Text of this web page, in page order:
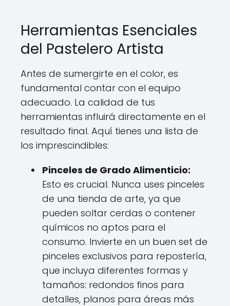
Herramientas Esenciales
del Pastelero Artista
Antes de sumergirte en el color, es
fundamental contar con el equipo
adecuado. La calidad de tus
herramientas influirá directamente en el
resultado final. Aquí tienes una lista de
los imprescindibles:
Pinceles de Grado Alimenticio:
Esto es crucial. Nunca uses pinceles
de una tienda de arte, ya que
pueden soltar cerdas o contener
químicos no aptos para el
consumo. Invierte en un buen set de
pinceles exclusivos para repostería,
que incluya diferentes formas y
tamaños: redondos finos para
detalles, planos para áreas más